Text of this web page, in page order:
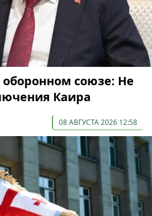
союзе: Не
Каира
08 АВГУСТА 2026 12:58